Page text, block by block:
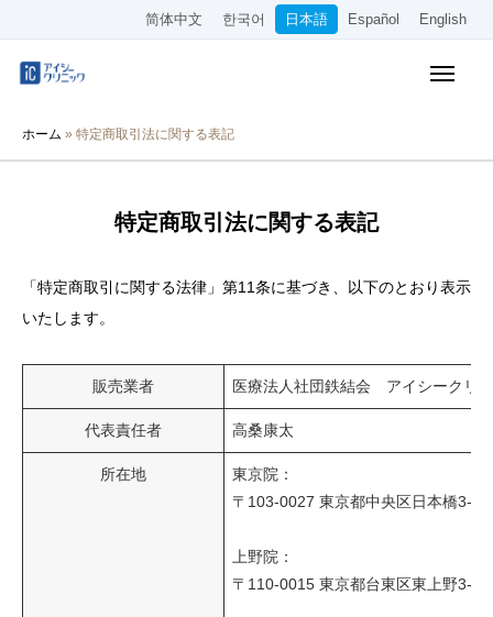
简体中文 한국어 日本語 Español English
ホーム » 特定商取引法に関する表記
特定商取引法に関する表記
「特定商取引に関する法律」第11条に基づき、以下のとおり表示
いたします。
販売業者 医療法人社団鉄結会 アイシークリ
代表責任者 高桑康太
所在地
東京院：
〒103-0027 東京都中央区日本橋3-6-
上野院：
〒110-0015 東京都台東区東上野3-
当院について
アクセス